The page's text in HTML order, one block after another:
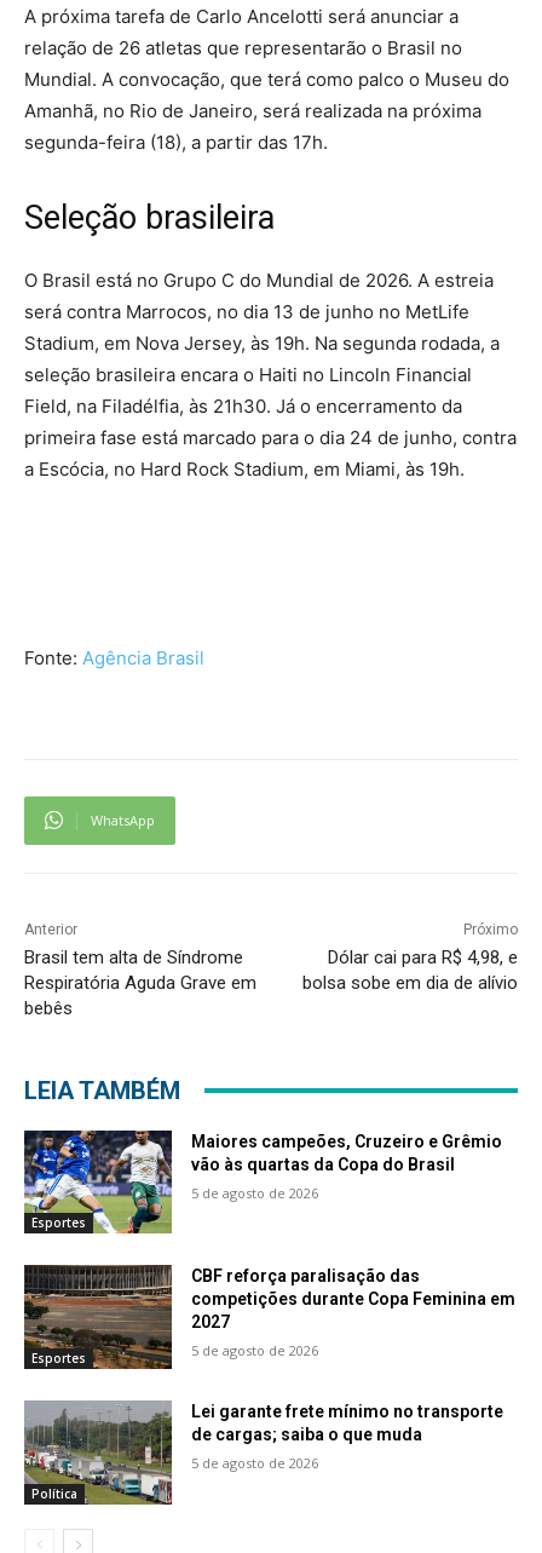
A próxima tarefa de Carlo Ancelotti será anunciar a
relação de 26 atletas que representarão o Brasil no
Mundial. A convocação, que terá como palco o Museu do
Amanhã, no Rio de Janeiro, será realizada na próxima
segunda-feira (18), a partir das 17h.
Seleção brasileira
O Brasil está no Grupo C do Mundial de 2026. A estreia
será contra Marrocos, no dia 13 de junho no MetLife
Stadium, em Nova Jersey, às 19h. Na segunda rodada, a
seleção brasileira encara o Haiti no Lincoln Financial
Field, na Filadélfia, às 21h30. Já o encerramento da
primeira fase está marcado para o dia 24 de junho, contra
a Escócia, no Hard Rock Stadium, em Miami, às 19h.
Fonte: Agência Brasil
WhatsApp
Anterior
Brasil tem alta de Síndrome
Respiratória Aguda Grave em
bebês
Próximo
Dólar cai para R$ 4,98, e
bolsa sobe em dia de alívio
LEIA TAMBÉM
Esportes
Maiores campeões, Cruzeiro e Grêmio
vão às quartas da Copa do Brasil
5 de agosto de 2026
Esportes
CBF reforça paralisação das
competições durante Copa Feminina em
2027
5 de agosto de 2026
Política
Lei garante frete mínimo no transporte
de cargas; saiba o que muda
5 de agosto de 2026